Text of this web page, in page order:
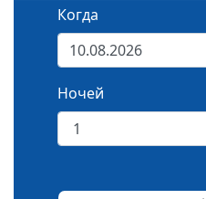
Когда
Ночей